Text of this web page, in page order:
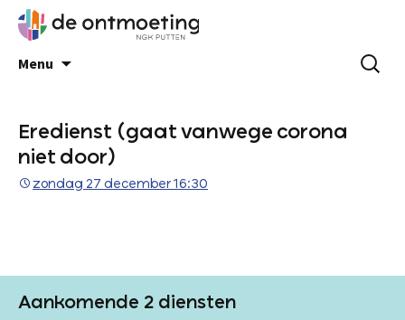
Menu
Eredienst (gaat vanwege corona
niet door)
zondag 27 december 16:30
Aankomende 2 diensten